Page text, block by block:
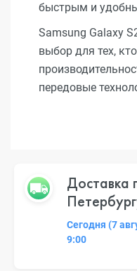
быстрым и
Samsung Galaxy
выбор для тех,
передовые
Доставка
Сегодня (7
9:00